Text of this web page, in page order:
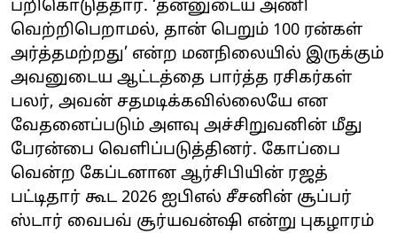
பறிகொடுத்தார். ‘தன்னுடைய அணி
வெற்றிபெறாமல், தான் பெறும் 100 ரன்கள்
அர்த்தமற்றது’ என்ற மனநிலையில் இருக்கும்
அவனுடைய ஆட்டத்தை பார்த்த ரசிகர்கள்
பலர், அவன் சதமடிக்கவில்லையே என
வேதனைப்படும் அளவு அச்சிறுவனின் மீது
பேரன்பை வெளிப்படுத்தினர். கோப்பை
வென்ற கேப்டனான ஆர்சிபியின் ரஜத்
பட்டிதார் கூட 2026 ஐபிஎல் சீசனின் சூப்பர்
ஸ்டார் வைபவ் சூர்யவன்ஷி என்று புகழாரம்